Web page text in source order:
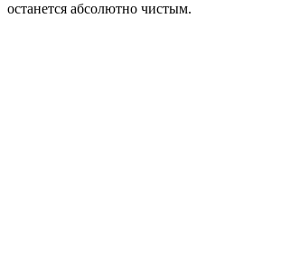
останется абсолютно чистым.